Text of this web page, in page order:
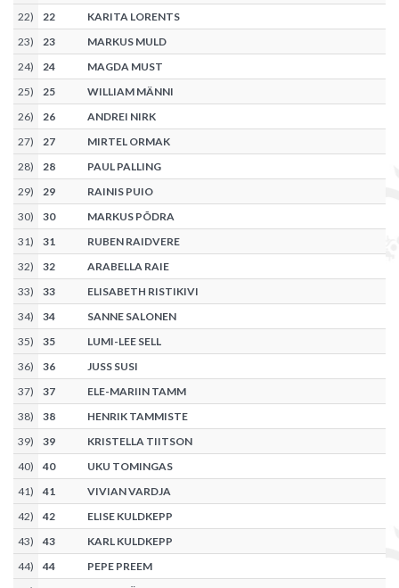
22) 22
KARITA LORENTS
23) 23
MARKUS MULD
24) 24
MAGDA MUST
25) 25
WILLIAM MÄNNI
26) 26
ANDREI NIRK
27) 27
MIRTEL ORMAK
28) 28
PAUL PALLING
29) 29
RAINIS PUIO
30) 30
MARKUS PÕDRA
31) 31
RUBEN RAIDVERE
32) 32
ARABELLA RAIE
33) 33
ELISABETH RISTIKIVI
34) 34
SANNE SALONEN
35) 35
LUMI-LEE SELL
36) 36
JUSS SUSI
37) 37
ELE-MARIIN TAMM
38) 38
HENRIK TAMMISTE
39) 39
KRISTELLA TIITSON
40) 40
UKU TOMINGAS
41) 41
VIVIAN VARDJA
42) 42
ELISE KULDKEPP
43) 43
KARL KULDKEPP
44) 44
PEPE PREEM